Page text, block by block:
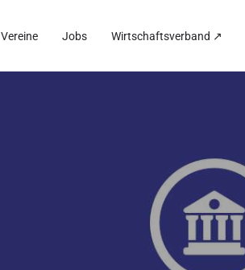
Vereine Jobs Wirtschaftsverband ↗